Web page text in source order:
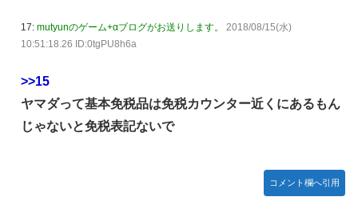
モーニング娘。'25『気になるその気の歌』ってガチで名曲
だと思うんだけど
冨里奈央ちゃん、おへそ見せガチでエグいって・・・
17: mutyunのゲーム+αブログがお送りします。
2018/08/15(水)
10:51:18.26 ID:0tgPU8h6a
>>15
ヤマダって基本免税品は免税カウンター近くにあるもん
じゃないと免税表記ないで
コメント欄へ引用